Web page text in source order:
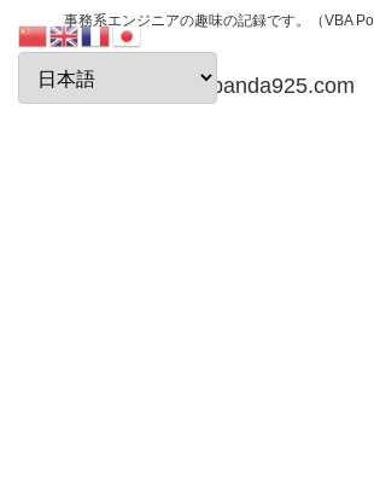
事務系エンジニアの趣味の記録です。（VBA
papanda925.com